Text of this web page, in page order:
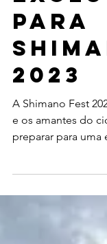
Parts
para
2023